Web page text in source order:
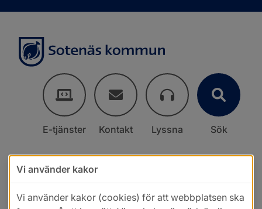
E-tjänster Kontakt Lyssna Sök
Vi använder kakor
Vi använder kakor (cookies) för att webbplatsen ska